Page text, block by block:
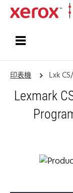
印表機 Lxk
Lexmark